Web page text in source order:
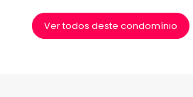
Ver todos deste condomínio